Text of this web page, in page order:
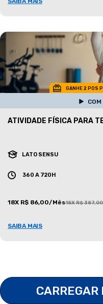
GANHE 2 POS
ATIVIDADE FÍSICA PARA
LATO SENSU
360 A 720H
18X R$ 86,00/Mês18X R$
SAIBA MAIS
CARREGAR